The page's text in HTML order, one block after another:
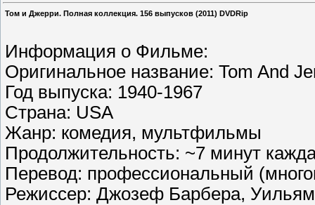
Том и Джерри. Полная коллекция. 156 выпусков (2011) DVDRip
Информация о Фильме:
Оригинальное название: Tom And
Год выпуска: 1940-1967
Страна: USA
Жанр: комедия, мультфильмы
Продолжительность: ~7 минут
Перевод: профессиональный
Режиссер: Джозеф Барбера,